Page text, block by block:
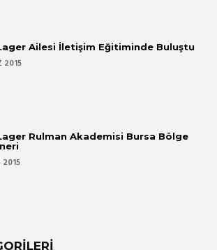
Ailesi İletişim Eğitiminde Buluştu
2015
Rulman Akademisi Bursa Bölge
2015